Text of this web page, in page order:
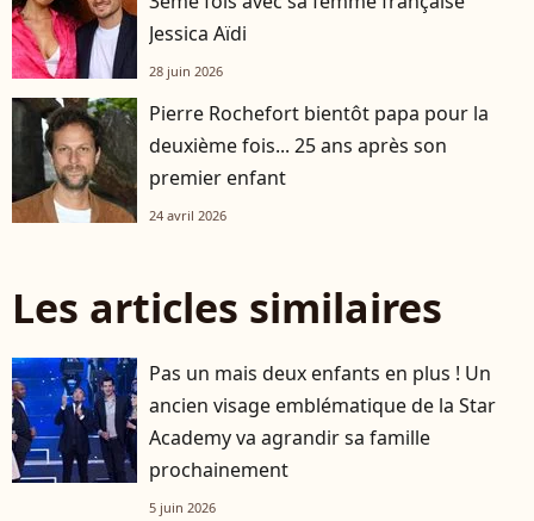
Jessica Aïdi
28 juin 2026
Pierre Rochefort bientôt papa pour la
deuxième fois... 25 ans après son
premier enfant
24 avril 2026
Les articles similaires
Pas un mais deux enfants en plus ! Un
ancien visage emblématique de la Star
Academy va agrandir sa famille
prochainement
5 juin 2026